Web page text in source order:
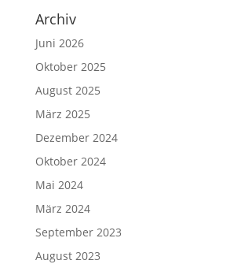
Archiv
Juni 2026
Oktober 2025
August 2025
März 2025
Dezember 2024
Oktober 2024
Mai 2024
März 2024
September 2023
August 2023